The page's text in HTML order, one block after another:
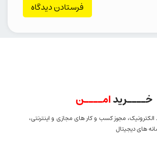
خــــریدامــــن
الکترونیک، مجوز کسب و کار های مجازی و اینترنتی،
های دیجیتال